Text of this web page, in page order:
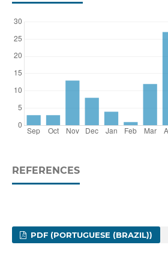
REFERENCES
PDF (PORTUGUESE (BRAZIL))